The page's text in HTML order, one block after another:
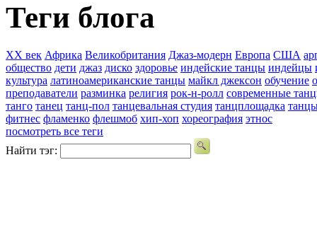
Теги блога
XX век Африка Великобритания Джаз-модерн Европа США
общество дети джаз диско здоровье индейские танцы индейцы
культура латиноамериканские танцы майкл джексон обучение
преподаватели разминка религия рок-н-ролл современные
танго танец танц-пол танцевальная студия танцплощадка
фитнес фламенко флешмоб хип-хоп хореография этнос
посмотреть все теги
Найти тэг: